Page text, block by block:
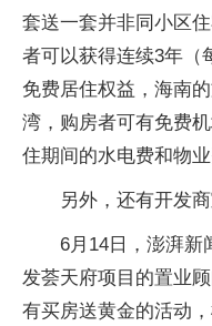
套送一套并非同小区
者可以获得连续3年（
免费居住权益，海南
湾，购房者可有免费
住期间的水电费和物业
另外，还有开发
6月14日，澎湃新
发荟天府项目的置业
有买房送黄金的活动